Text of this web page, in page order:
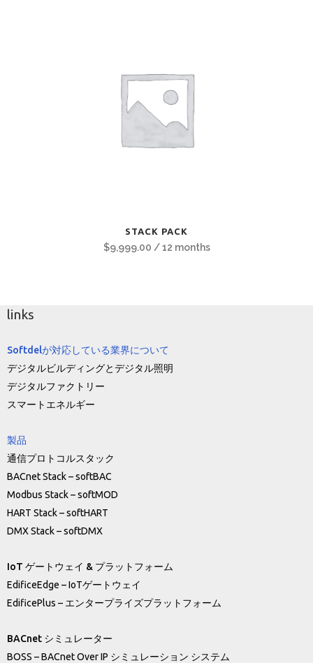
STACK PACK
$9,999.00 / 12 months
links
Softdelが対応している業界について
デジタルビルディングとデジタル照明
デジタルファクトリー
スマートエネルギー
製品
通信プロトコルスタック
BACnet Stack – softBAC
Modbus Stack – softMOD
HART Stack – softHART
DMX Stack – softDMX
IoT ゲートウェイ & プラットフォーム
EdificeEdge – IoTゲートウェイ
EdificePlus – エンタープライズプラットフォーム
BACnet シミュレーター
BOSS – BACnet Over IP シミュレーション システム